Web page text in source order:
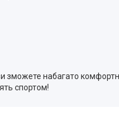
зможете набагато
спортом!